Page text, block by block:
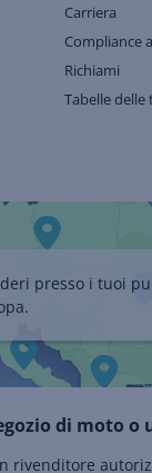
Carriera
Compliance
Richiami
Tabelle delle
presso i tuoi
di moto o
rivenditore